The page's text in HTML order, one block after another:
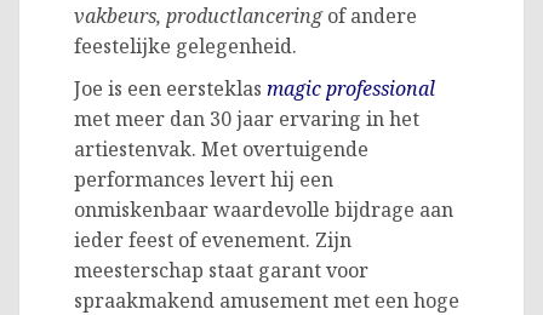
vakbeurs, productlancering of andere
feestelijke gelegenheid.
Joe is een eersteklas magic professional
met meer dan 30 jaar ervaring in het
artiestenvak. Met overtuigende
performances levert hij een
onmiskenbaar waardevolle bijdrage aan
ieder feest of evenement. Zijn
meesterschap staat garant voor
spraakmakend amusement met een hoge